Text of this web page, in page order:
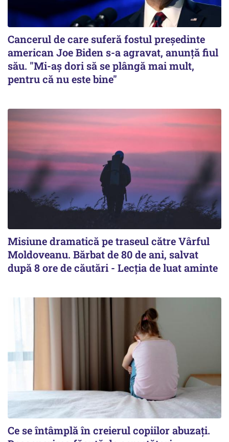
Cancerul de care suferă fostul preşedinte
american Joe Biden s-a agravat, anunță fiul
său. "Mi-aș dori să se plângă mai mult,
pentru că nu este bine"
Misiune dramatică pe traseul către Vârful
Moldoveanu. Bărbat de 80 de ani, salvat
după 8 ore de căutări - Lecția de luat aminte
Ce se întâmplă în creierul copiilor abuzați.